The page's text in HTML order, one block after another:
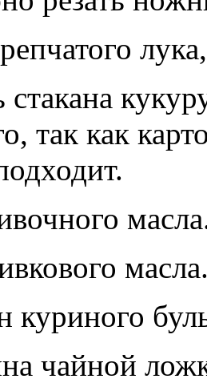
стакана
так как
куриного
чайной